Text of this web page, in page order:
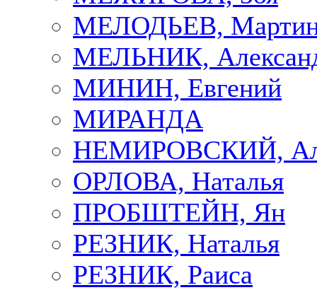
МЕЛОДЬЕВ,
МЕЛЬНИК,
МИНИН, Евгений
МИРАНДА
НЕМИРОВСКИЙ,
ОРЛОВА, Наталья
ПРОБШТЕЙН, Ян
РЕЗНИК, Наталья
РЕЗНИК, Раиса